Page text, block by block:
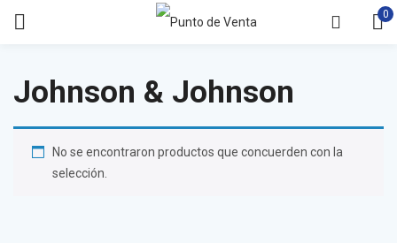
0
Johnson & Johnson
No se encontraron productos que concuerden con la
selección.